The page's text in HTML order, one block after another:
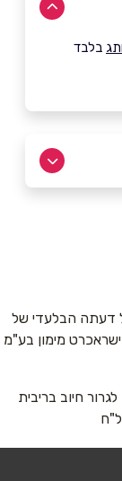
בלבד
דעתה הבלעדי של
מימון בע"מ
חיוב בריבית